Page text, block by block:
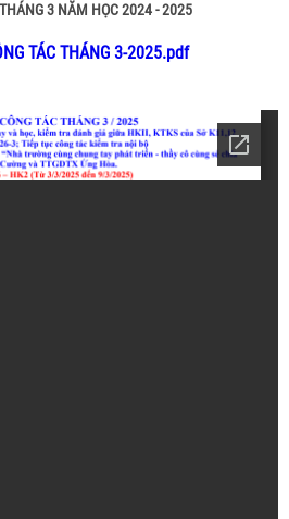
3 NĂM HỌC 2024 - 2025
TÁC THÁNG 3-2025.pdf